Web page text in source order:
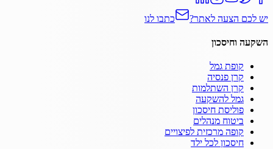
יש לכם הצעה לאתר? כתבו לנו
השקעה וחיסכון
קופת גמל
קרן פנסיה
קרן השתלמות
גמל להשקעה
פוליסת חיסכון
ביטוח מנהלים
קופה מרכזית לפיצויים
חיסכון לכל ילד